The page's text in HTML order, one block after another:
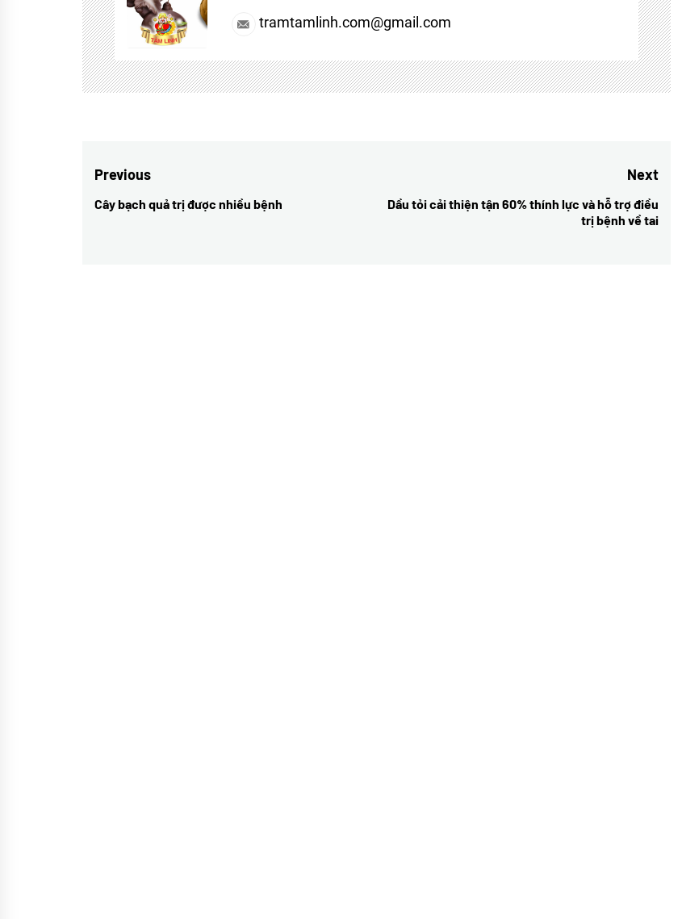
tramtamlinh.com@gmail.com
Điều
hướng
Previous
Previous
Cây bạch quả trị được nhiều bệnh
Next
Next
post:
Dầu tỏi cải thiện tận 60% thính lực và hỗ trợ điều
trị bệnh về tai